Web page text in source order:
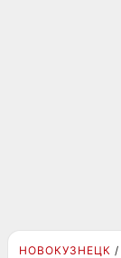
НОВОКУЗНЕЦК